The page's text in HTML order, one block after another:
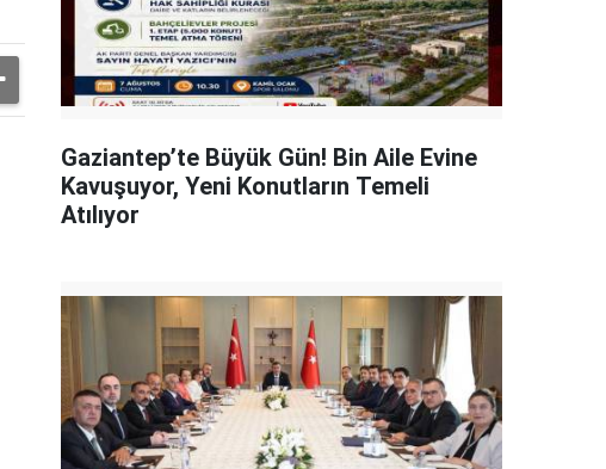
Gaziantep’te Büyük Gün! Bin Aile Evine
Kavuşuyor, Yeni Konutların Temeli
Atılıyor